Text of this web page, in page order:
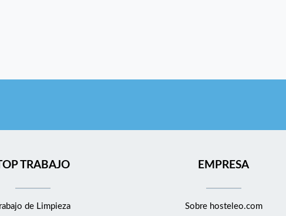
TRABAJO
de Limpieza
EMPRESA
Sobre hosteleo.com